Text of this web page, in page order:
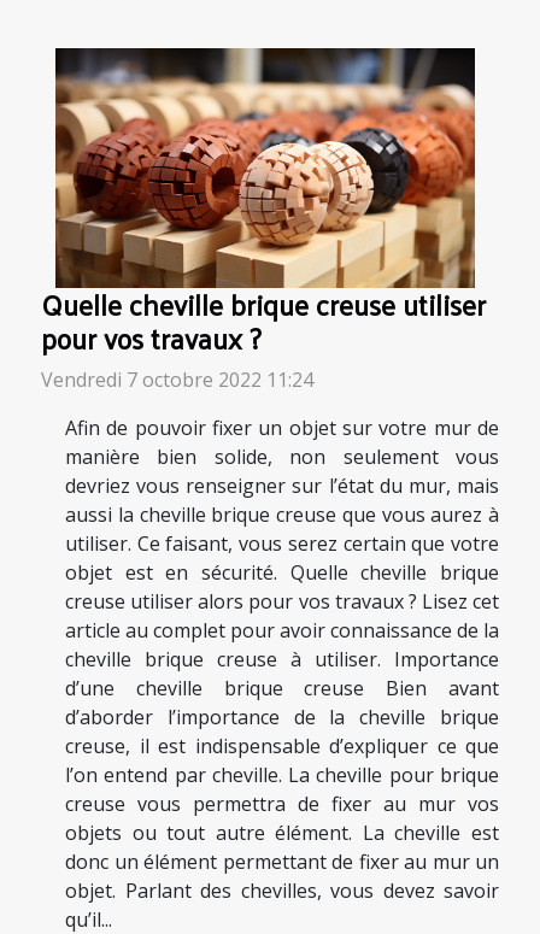
Quelle cheville brique creuse utiliser
pour vos travaux ?
Vendredi 7 octobre 2022 11:24
Afin de pouvoir fixer un objet sur votre mur de
manière bien solide, non seulement vous
devriez vous renseigner sur l’état du mur, mais
aussi la cheville brique creuse que vous aurez à
utiliser. Ce faisant, vous serez certain que votre
objet est en sécurité. Quelle cheville brique
creuse utiliser alors pour vos travaux ? Lisez cet
article au complet pour avoir connaissance de la
cheville brique creuse à utiliser. Importance
d’une cheville brique creuse Bien avant
d’aborder l’importance de la cheville brique
creuse, il est indispensable d’expliquer ce que
l’on entend par cheville. La cheville pour brique
creuse vous permettra de fixer au mur vos
objets ou tout autre élément. La cheville est
donc un élément permettant de fixer au mur un
objet. Parlant des chevilles, vous devez savoir
qu’il...